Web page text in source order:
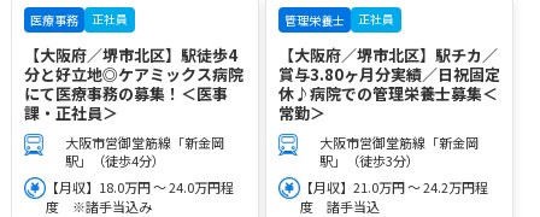
医療事務 正社員
【大阪府／堺市北区】駅徒歩4
分と好立地◎ケアミックス病院
にて医療事務の募集！＜医事
課・正社員＞
大阪市営御堂筋線「新金岡
駅」（徒歩4分）
【月収】18.0万円 ～ 24.0万円程
度 ※諸手当込み
管理栄養士 正社員
【大阪府／堺市北区】駅チカ／
賞与3.80ヶ月分実績／日祝固定
休♪病院での管理栄養士募集＜
常勤＞
大阪市営御堂筋線「新金岡
駅」（徒歩3分）
【月収】21.0万円 ～ 24.2万円程
度 諸手当込